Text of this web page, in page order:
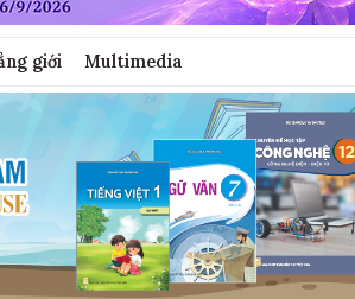
giới Multimedia